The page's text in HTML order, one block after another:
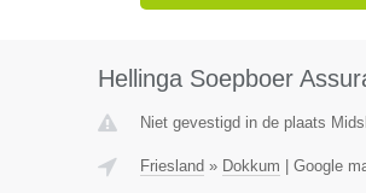
Hellinga Soepboer
Niet gevestigd in de plaats
Friesland » Dokkum Google